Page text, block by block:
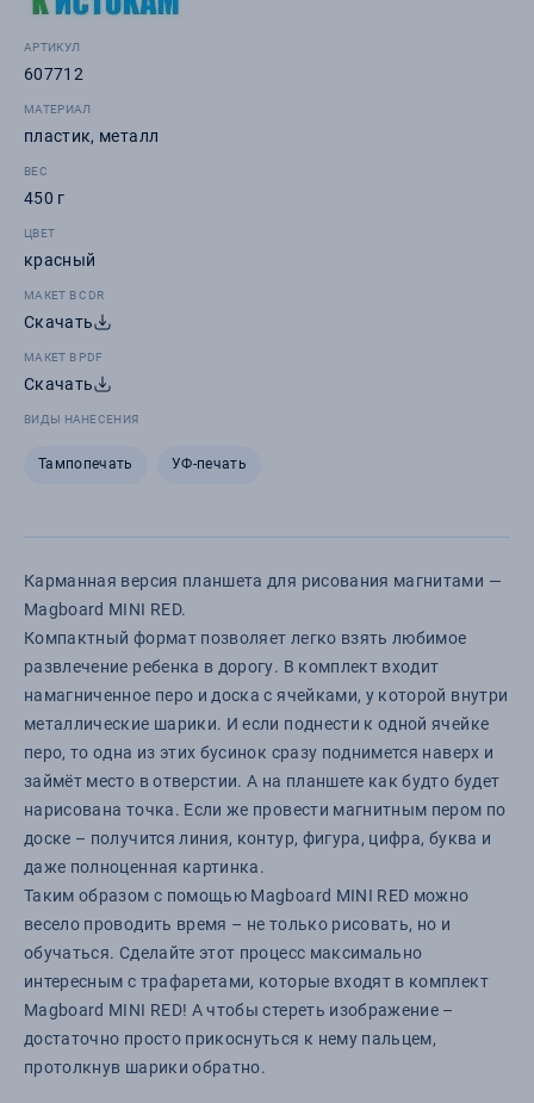
АРТИКУЛ
607712
МАТЕРИАЛ
пластик, металл
ВЕС
450 г
ЦВЕТ
красный
МАКЕТ В CDR
Скачать
МАКЕТ В PDF
Скачать
ВИДЫ НАНЕСЕНИЯ
Тампопечать УФ-печать
Карманная версия планшета для рисования магнитами —
Magboard MINI RED.
Компактный формат позволяет легко взять любимое
развлечение ребенка в дорогу. В комплект входит
намагниченное перо и доска с ячейками, у которой внутри
металлические шарики. И если поднести к одной ячейке
перо, то одна из этих бусинок сразу поднимется наверх и
займёт место в отверстии. А на планшете как будто будет
нарисована точка. Если же провести магнитным пером по
доске – получится линия, контур, фигура, цифра, буква и
даже полноценная картинка.
Таким образом с помощью Magboard MINI RED можно
весело проводить время – не только рисовать, но и
обучаться. Сделайте этот процесс максимально
интересным с трафаретами, которые входят в комплект
Magboard MINI RED! А чтобы стереть изображение –
достаточно просто прикоснуться к нему пальцем,
протолкнув шарики обратно.